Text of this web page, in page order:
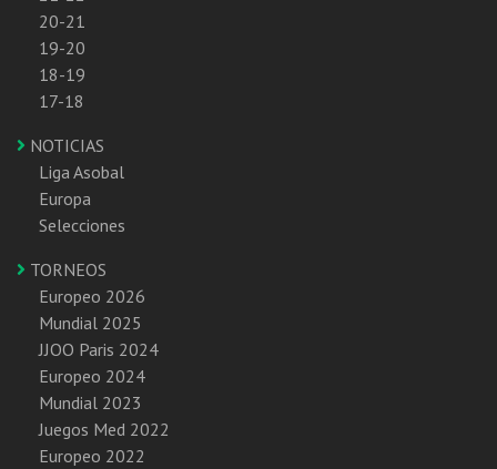
20-21
19-20
18-19
17-18
NOTICIAS
Liga Asobal
Europa
Selecciones
TORNEOS
Europeo 2026
Mundial 2025
JJOO Paris 2024
Europeo 2024
Mundial 2023
Juegos Med 2022
Europeo 2022